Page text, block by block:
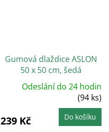
Gumová dlaždice ASLON
50 x 50 cm, šedá
Odeslání do 24 hodin
(94 ks)
239 Kč Do košíku